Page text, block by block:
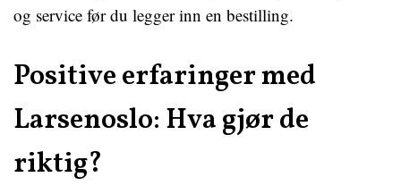
og service før du legger inn en bestilling.
Positive erfaringer med
Larsenoslo: Hva gjør de
riktig?